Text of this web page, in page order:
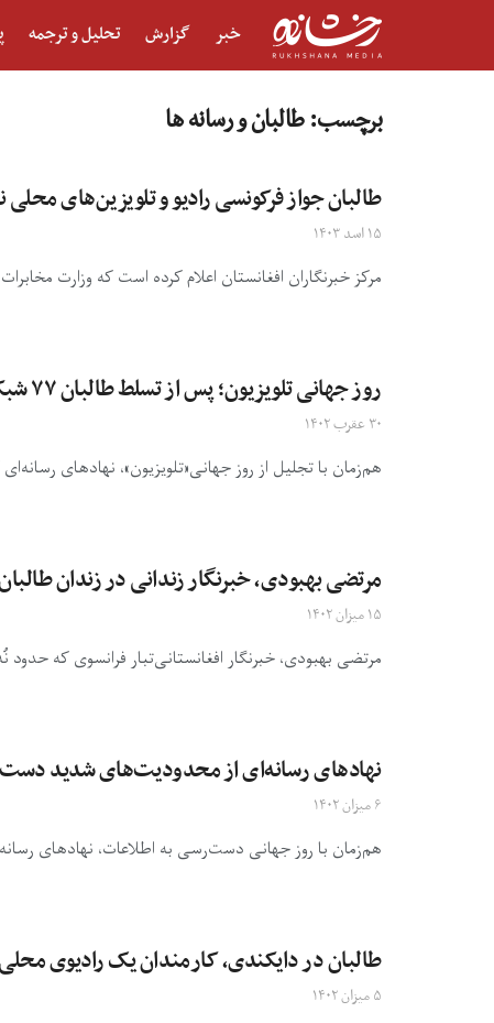
خبر گزارش تحلیل و ترجمه
برچسب:طالبان و رسانه ها
طالبان جواز فرکونسی رادیو و تلویزین‌های محلی
۱۵ اسد ۱۴۰۳
مرکز خبرنگاران افغانستان اعلام کرده است که وزارت مخابرات و تکنالوژی
روز جهانی تلویزیون؛ پس از تسلط طالبان ۷۷ شبکه‌ی تلویزیونی از فعالیت بازمانده است
۳۰ عقرب ۱۴۰۲
هم‌زمان با تجلیل از روز جهانی«تلویزیون»، نهادهای رسانه‌ای کشور می‌گویند که دست‌کم
مرتضی بهبودی، خبرنگار زندانی در زندان
۱۵ میزان ۱۴۰۲
مرتضی بهبودی، خبرنگار افغانستانی‌تبار فرانسوی که
نهادهای رسانه‌ای از محدودیت‌های شدید
۶ میزان ۱۴۰۲
هم‌زمان با روز جهانی دست‌رسی به اطلاعات، نهادهای
طالبان در دایکندی، کارمندان یک رادیوی
۵ میزان ۱۴۰۲